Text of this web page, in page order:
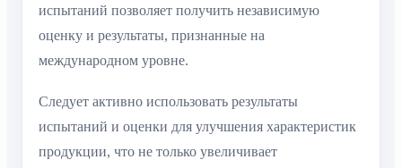
испытаний позволяет получить независимую
оценку и результаты, признанные на
международном уровне.
Следует активно использовать результаты
испытаний и оценки для улучшения характеристик
продукции, что не только увеличивает